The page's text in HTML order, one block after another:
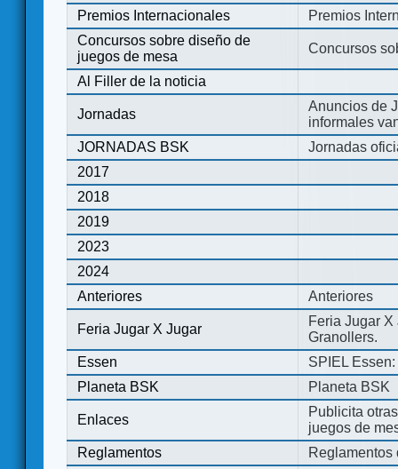
Premios Internacionales
Premios
Concursos sobre diseño de
juegos de mesa
Concursos
Al Filler de la noticia
Jornadas
Anuncios de
informales
JORNADAS BSK
Jornadas
2017
2018
2019
2023
2024
Anteriores
Anteriores
Feria Jugar X Jugar
Feria Jugar
Granollers.
Essen
SPIEL
Planeta BSK
Planeta BSK
Enlaces
Publicita
juegos de
Reglamentos
Reglamentos